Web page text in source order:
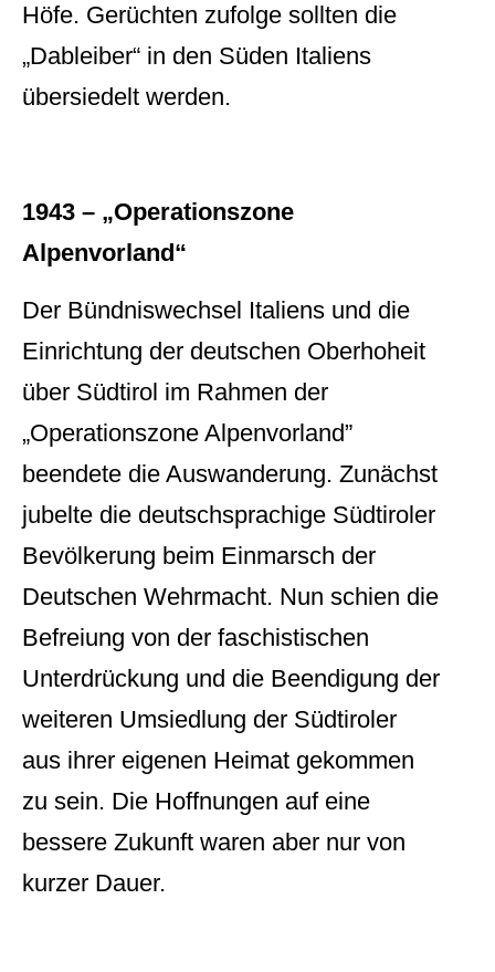
Höfe. Gerüchten zufolge sollten die
„Dableiber“ in den Süden Italiens
übersiedelt werden.
1943 – „Operationszone
Alpenvorland“
Der Bündniswechsel Italiens und die
Einrichtung der deutschen Oberhoheit
über Südtirol im Rahmen der
„Operationszone Alpenvorland”
beendete die Auswanderung. Zunächst
jubelte die deutschsprachige Südtiroler
Bevölkerung beim Einmarsch der
Deutschen Wehrmacht. Nun schien die
Befreiung von der faschistischen
Unterdrückung und die Beendigung der
weiteren Umsiedlung der Südtiroler
aus ihrer eigenen Heimat gekommen
zu sein. Die Hoffnungen auf eine
bessere Zukunft waren aber nur von
kurzer Dauer.